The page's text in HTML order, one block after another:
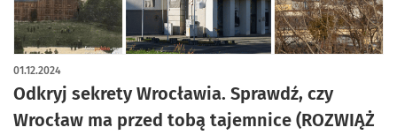
Odkryj sekrety Wrocławia. Sprawdź, czy
Wrocław ma przed tobą tajemnice (ROZWIĄŻ
01.12.2024